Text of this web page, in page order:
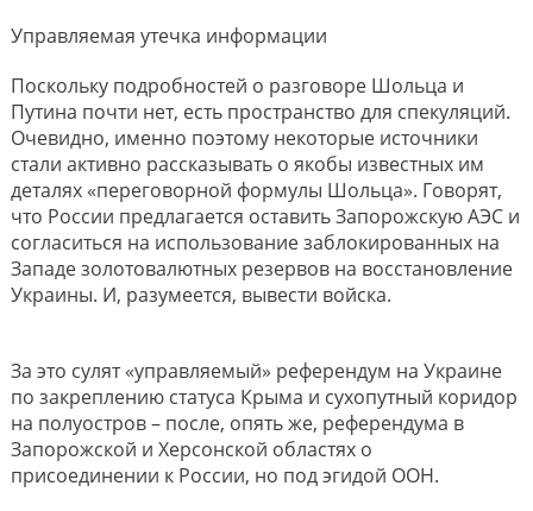
Управляемая утечка информации
Поскольку подробностей о разговоре Шольца и
Путина почти нет, есть пространство для спекуляций.
Очевидно, именно поэтому некоторые источники
стали активно рассказывать о якобы известных им
деталях «переговорной формулы Шольца». Говорят,
что России предлагается оставить Запорожскую АЭС и
согласиться на использование заблокированных на
Западе золотовалютных резервов на восстановление
Украины. И, разумеется, вывести войска.
За это сулят «управляемый» референдум на Украине
по закреплению статуса Крыма и сухопутный коридор
на полуостров – после, опять же, референдума в
Запорожской и Херсонской областях о
присоединении к России, но под эгидой ООН.